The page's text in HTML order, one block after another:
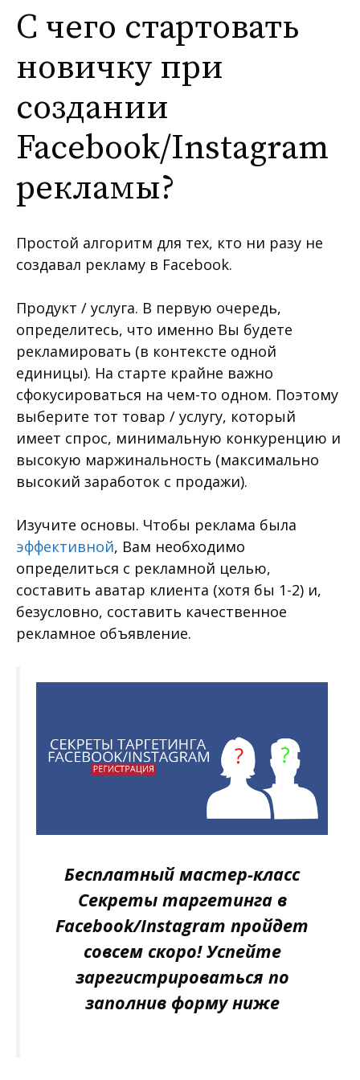
С чего стартовать
новичку при
создании
Facebook/Instagram
рекламы?
Простой алгоритм для тех, кто ни разу не
создавал рекламу в Facebook.
Продукт / услуга. В первую очередь,
определитесь, что именно Вы будете
рекламировать (в контексте одной
единицы). На старте крайне важно
сфокусироваться на чем-то одном. Поэтому
выберите тот товар / услугу, который
имеет спрос, минимальную конкуренцию и
высокую маржинальность (максимально
высокий заработок с продажи).
Изучите основы. Чтобы реклама была
эффективной, Вам необходимо
определиться с рекламной целью,
составить аватар клиента (хотя бы 1-2) и,
безусловно, составить качественное
рекламное объявление.
Бесплатный мастер-класс
Секреты таргетинга в
Facebook/Instagram пройдет
совсем скоро! Успейте
зарегистрироваться по
заполнив форму ниже